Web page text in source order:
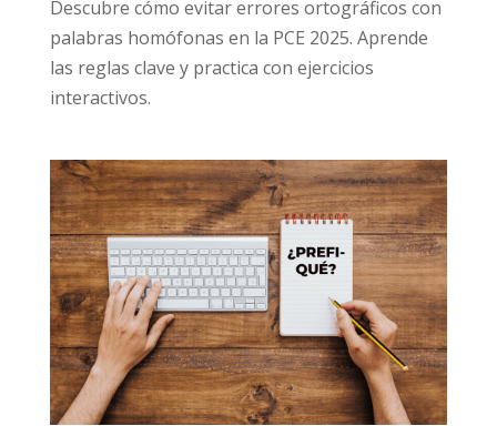
Descubre cómo evitar errores ortográficos con
palabras homófonas en la PCE 2025. Aprende
las reglas clave y practica con ejercicios
interactivos.